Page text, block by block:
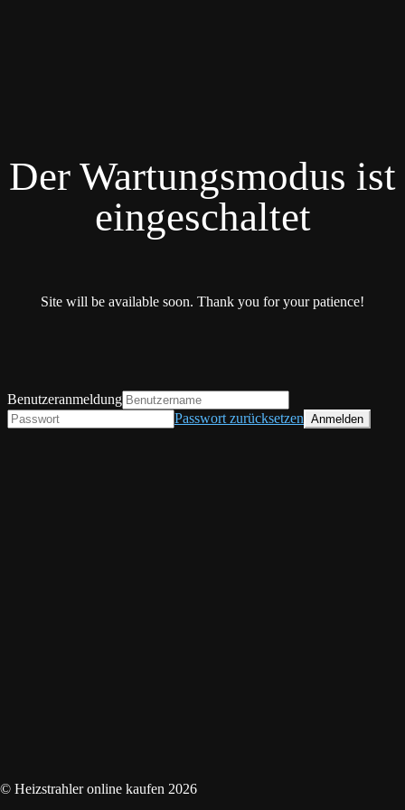
Der Wartungsmodus ist
eingeschaltet
Site will be available soon. Thank you for your patience!
© Heizstrahler online kaufen 2026
Benutzeranmeldung
Passwort zurücksetzen